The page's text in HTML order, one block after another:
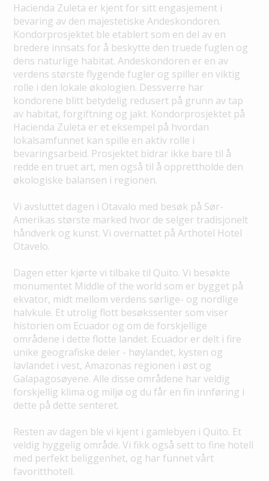
Hacienda Zuleta er kjent for sitt engasjement i
bevaring av den majestetiske Andeskondoren.
Kondorprosjektet ble etablert som en del av en
bredere innsats for å beskytte den truede fuglen og
dens naturlige habitat. Andeskondoren er en av
verdens største flygende fugler og spiller en viktig
rolle i den lokale økologien. Dessverre har
kondorene blitt betydelig redusert på grunn av tap
av habitat, forgiftning og jakt. Kondorprosjektet på
Hacienda Zuleta er et eksempel på hvordan
lokalsamfunnet kan spille en aktiv rolle i
bevaringsarbeid. Prosjektet bidrar ikke bare til å
redde en truet art, men også til å opprettholde den
økologiske balansen i regionen.
Vi avsluttet dagen i Otavalo med besøk på Sør-
Amerikas største marked hvor de selger tradisjonelt
håndverk og kunst. Vi overnattet på Arthotel Hotel
Otavelo.
Dagen etter kjørte vi tilbake til Quito. Vi besøkte
monumentet Middle of the world som er bygget på
ekvator, midt mellom verdens sørlige- og nordlige
halvkule. Et utrolig flott besøkssenter som viser
historien om Ecuador og om de forskjellige
områdene i dette flotte landet. Ecuador er delt i fire
unike geografiske deler - høylandet, kysten og
lavlandet i vest, Amazonas regionen i øst og
Galapagosøyene. Alle disse områdene har veldig
forskjellig klima og miljø og du får en fin innføring i
dette på dette senteret.
Resten av dagen ble vi kjent i gamlebyen i Quito. Et
veldig hyggelig område. Vi fikk også sett to fine hotell
med perfekt beliggenhet, og har funnet vårt
favoritthotell.